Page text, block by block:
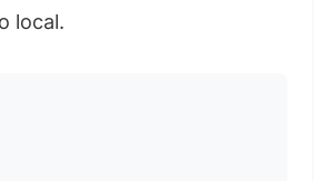
local.